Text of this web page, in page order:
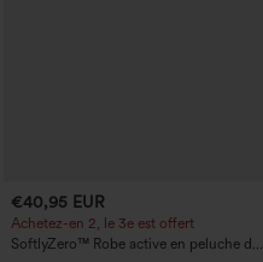
€40,95 EUR
Achetez-en 2, le 3e est offert
SoftlyZero™ Robe active en peluche dos